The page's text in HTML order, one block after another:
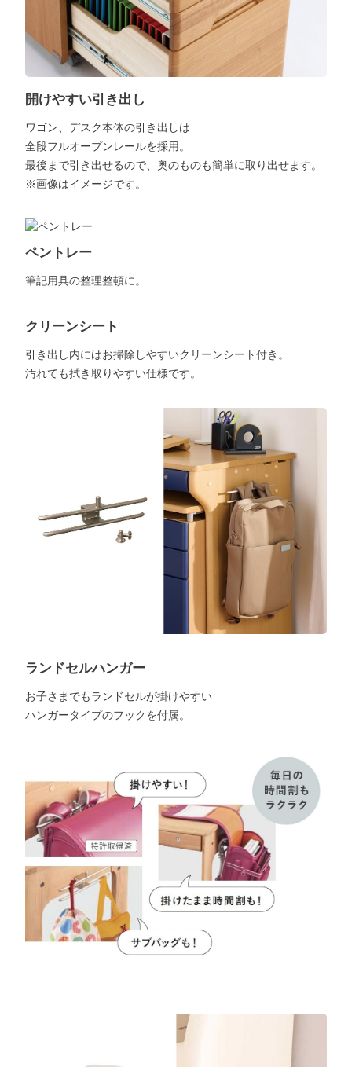
開けやすい引き出し
ワゴン、デスク本体の引き出しは
全段フルオープンレールを採用。
最後まで引き出せるので、奥のものも簡単に取り出せます。
※画像はイメージです。
ペントレー
筆記用具の整理整頓に。
クリーンシート
引き出し内にはお掃除しやすいクリーンシート付き。
汚れても拭き取りやすい仕様です。
ランドセルハンガー
お子さまでもランドセルが掛けやすい
ハンガータイプのフックを付属。